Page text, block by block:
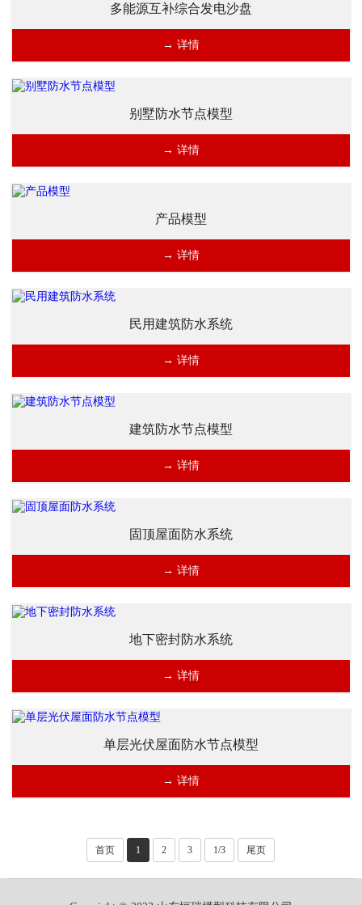
多能源互补综合发电沙盘
→ 详情
别墅防水节点模型
→ 详情
产品模型
→ 详情
民用建筑防水系统
→ 详情
建筑防水节点模型
→ 详情
固顶屋面防水系统
→ 详情
地下密封防水系统
→ 详情
单层光伏屋面防水节点模型
→ 详情
首页 1 2 3 1/3 尾页